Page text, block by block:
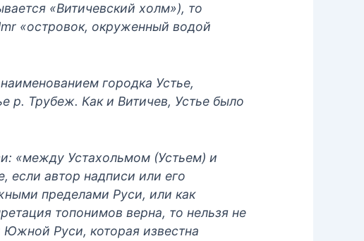
«Витичевский холм»), то
«островок, окруженный водой
городка Устье,
р. Трубеж. Как и Витичев, Устье было
«между Устахольмом (Устьем) и
если автор надписи или его
пределами Руси, или как
топонимов верна, то нельзя не
Южной Руси, которая известна